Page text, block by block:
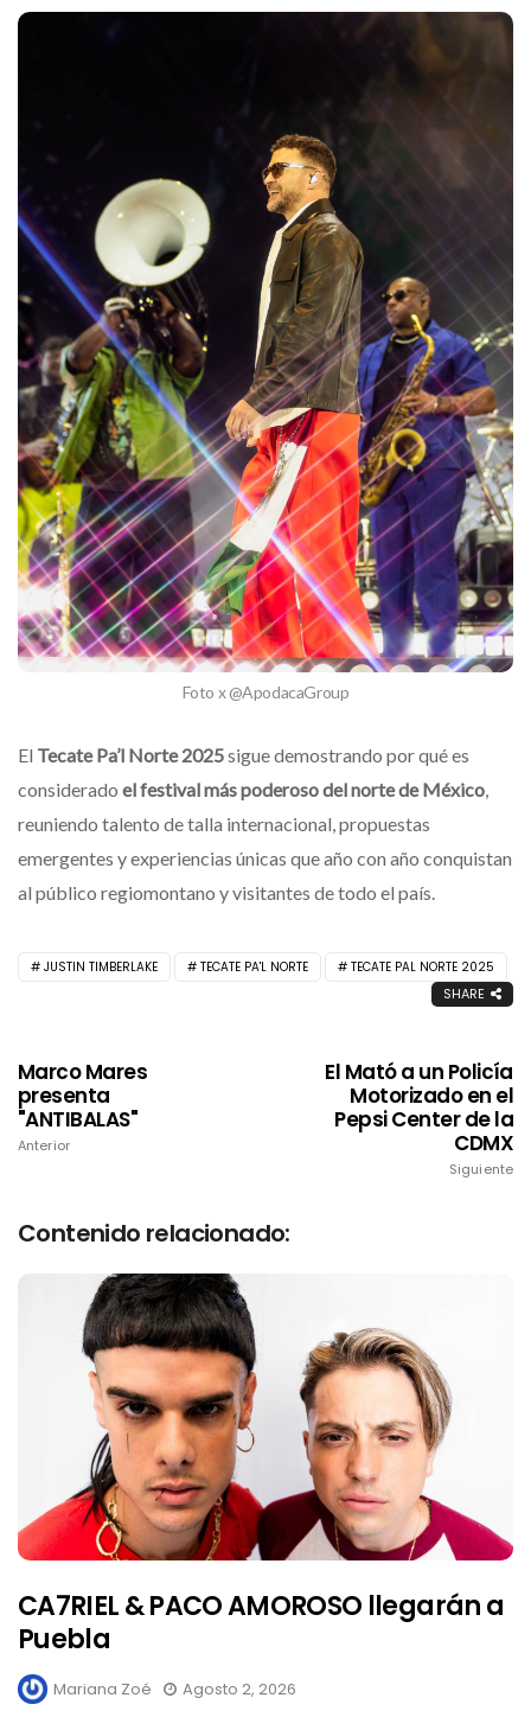
Foto x @ApodacaGroup
El Tecate Pa’l Norte 2025sigue demostrando por qué es
considerado el festival más poderoso del norte de México,
reuniendo talento de talla internacional, propuestas
emergentes y experiencias únicas que año con año conquistan
al público regiomontano y visitantes de todo el país.
JUSTIN TIMBERLAKE TECATE PA'L NORTE TECATE PAL NORTE 2025
SHARE
Marco Mares
presenta
"ANTIBALAS"
Anterior
El Mató a un Policía
Motorizado en el
Pepsi Center de la
CDMX
Siguiente
Contenido relacionado:
CA7RIEL & PACO AMOROSO llegarán a
Puebla
Mariana Zoé Agosto 2, 2026